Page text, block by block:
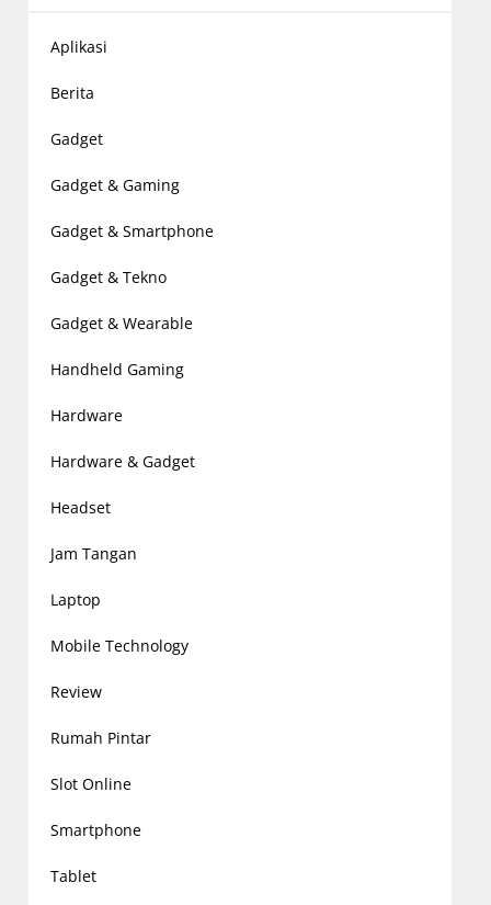
Aplikasi
Berita
Gadget
Gadget & Gaming
Gadget & Smartphone
Gadget & Tekno
Gadget & Wearable
Handheld Gaming
Hardware
Hardware & Gadget
Headset
Jam Tangan
Laptop
Mobile Technology
Review
Rumah Pintar
Slot Online
Smartphone
Tablet